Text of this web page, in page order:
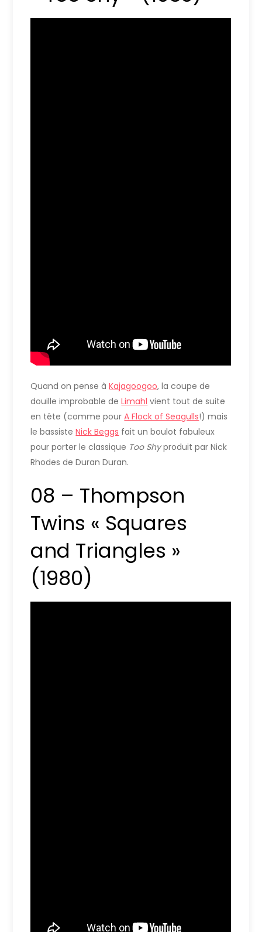
Quand on pense àKajagoogoo, la coupe de
douille improbable deLimahl vient tout de suite
en tête (comme pourA Flock of Seagulls!) mais
le bassisteNick Beggs fait un boulot fabuleux
pour porter le classique Too Shyproduit par Nick
Rhodes de Duran Duran.
08 – Thompson
Twins « Squares
and Triangles »
(1980)